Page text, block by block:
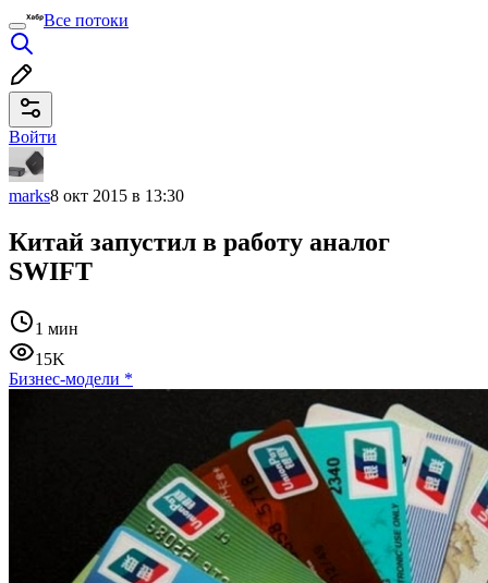
Все потоки
Войти
marks8 окт 2015 в 13:30
Китай запустил в работу аналог
SWIFT
1 мин
15K
Бизнес-модели *